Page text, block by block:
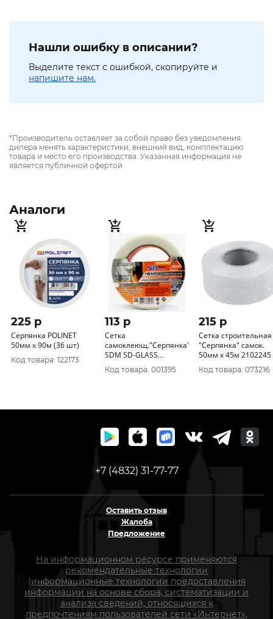
Нашли ошибку в описании?
Выделите текст с ошибкой, скопируйте и
напишите нам.
*Производитель оставляет за собой право без уведомления
дилера менять характеристики, внешний вид, комплектацию
товара и место его производства. Указанная информация не
является публичной офертой
Аналоги
225 p
Серпянка POLINET
50мм х 90м (36 шт)
Код товара: 122173
113 p
Сетка
самоклеющ."Серпянка"
SDM SD-GLASS
50ммх45м для
внутр.работ 0189
Код товара: 001395
215 p
Сетка строительная
"Серпянка" самок.
50мм х 45м 2102245
Код товара: 073216
+7 (4832) 31-77-77
Оставить отзыв
Жалоба
Предложение
На информационном ресурсе применяются
рекомендательные технологии
(информационные технологии предоставления
информации на основе сбора, систематизации и
анализа сведений, относящихся к
предпочтениям пользователей сети «Интернет»,